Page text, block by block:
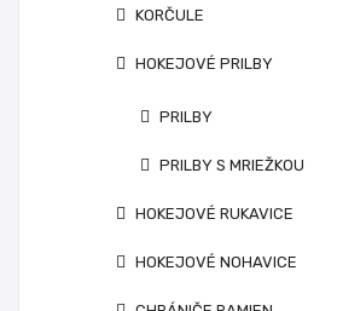
KORČULE
HOKEJOVÉ PRILBY
PRILBY
PRILBY S MRIEŽKOU
HOKEJOVÉ RUKAVICE
HOKEJOVÉ NOHAVICE